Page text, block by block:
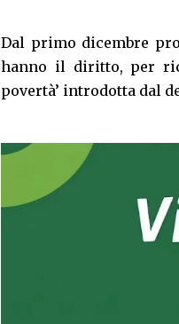
Dal primo dicembre
hanno il diritto, per
povertà’ introdotta dal